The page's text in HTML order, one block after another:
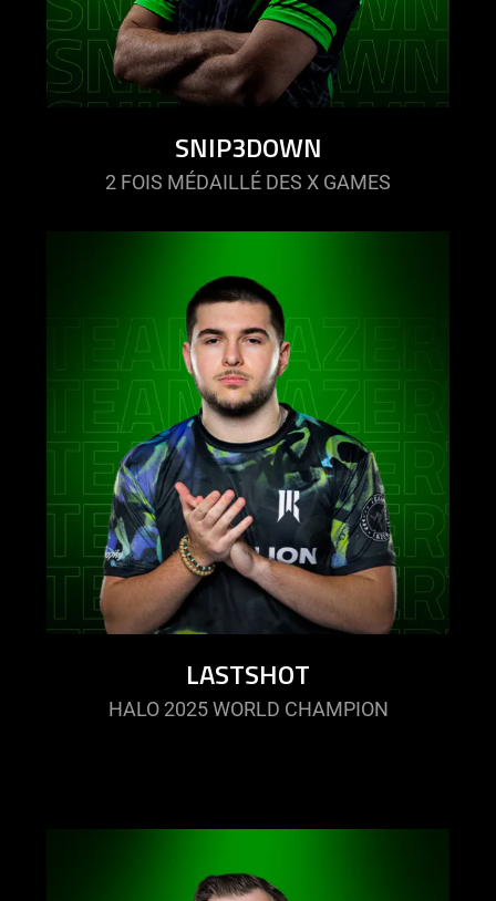
SNIP3DOWN
2 FOIS MÉDAILLÉ DES X GAMES
LASTSHOT
HALO 2025 WORLD CHAMPION